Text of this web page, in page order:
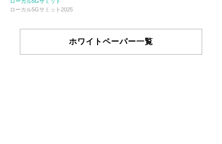
ローカル5Gサミット2025
ホワイトペーパー一覧